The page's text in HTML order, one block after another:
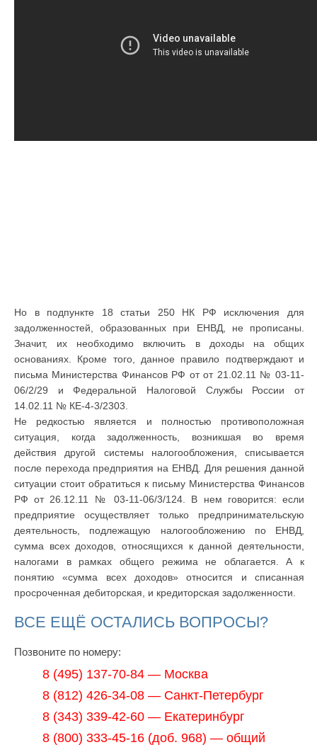
Но в подпункте 18 статьи 250 НК РФ исключения для
задолженностей, образованных при ЕНВД, не прописаны.
Значит, их необходимо включить в доходы на общих
основаниях. Кроме того, данное правило подтверждают и
письма Министерства Финансов РФ от от 21.02.11 № 03-11-
06/2/29 и Федеральной Налоговой Службы России от
14.02.11 № КЕ-4-3/2303.
Не редкостью является и полностью противоположная
ситуация, когда задолженность, возникшая во время
действия другой системы налогообложения, списывается
после перехода предприятия на ЕНВД. Для решения данной
ситуации стоит обратиться к письму Министерства Финансов
РФ от 26.12.11 № 03-11-06/3/124. В нем говорится: если
предприятие осуществляет только предпринимательскую
деятельность, подлежащую налогообложению по ЕНВД,
сумма всех доходов, относящихся к данной деятельности,
налогами в рамках общего режима не облагается. А к
понятию «сумма всех доходов» относится и списанная
просроченная дебиторская, и кредиторская задолженности.
ВСЕ ЕЩЁ ОСТАЛИСЬ ВОПРОСЫ?
Позвоните по номеру:
8 (495) 137-70-84 — Москва
8 (812) 426-34-08 — Санкт-Петербург
8 (343) 339-42-60 — Екатеринбург
8 (800) 333-45-16 (доб. 968) — общий